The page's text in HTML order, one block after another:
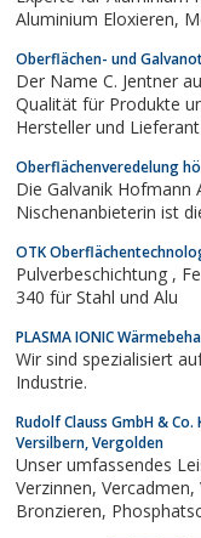
Oberflächen- und
Der Name C. Jentner aus der Pforzheimer
Qualität für Produkte
Hersteller und Lieferant von Elektrolyten, Bädern und
Oberflächenveredelung
Die Galvanik Hofmann
Nischenanbieterin ist
OTK
Pulverbeschichtung , Feuerverzinken , Sandstrahlen , Produktqualifikation der Deutschen Bahn nach TL 918
340 für Stahl und Alu
PLASMA IONIC
Wir sind spezialisiert
Industrie.
Rudolf Clauss GmbH &
Versilbern, Vergolden
Unser umfassendes
Verzinnen, Vercadmen, Verkupfern, Vernickeln, Aluminium-Galvanisieren, Versilbern, Vergolden,Weiß-
Bronzieren,